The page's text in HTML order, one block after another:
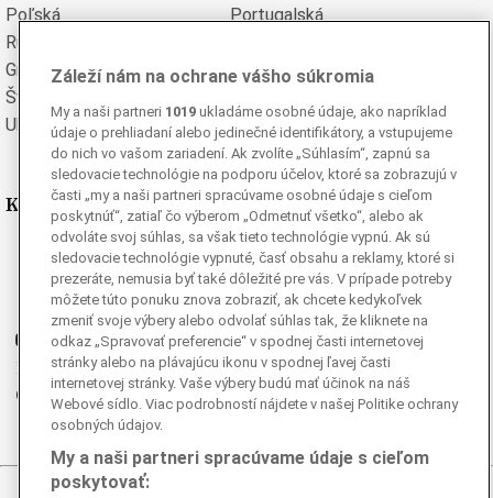
Poľská
Portugalská
Rumunská
Grécka
Španielska
Švédska
Ukrajinská
Vietnamská
Kde nás nájdete
Facebook
Instagram
Ganjing
Youtube
Twitter
Telegram
RSS
Záleží nám na ochrane vášho súkromia
My a naši partneri 1019 ukladáme osobné údaje, ako napríklad
údaje o prehliadaní alebo jedinečné identifikátory, a vstupujeme
do nich vo vašom zariadení. Ak zvolíte „Súhlasím“, zapnú sa
sledovacie technológie na podporu účelov, ktoré sa zobrazujú v
časti „my a naši partneri spracúvame osobné údaje s cieľom
poskytnúť“, zatiaľ čo výberom „Odmetnuť všetko“, alebo ak
odvoláte svoj súhlas, sa však tieto technológie vypnú. Ak sú
sledovacie technológie vypnuté, časť obsahu a reklamy, ktoré si
prezeráte, nemusia byť také dôležité pre vás. V prípade potreby
môžete túto ponuku znova zobraziť, ak chcete kedykoľvek
zmeniť svoje výbery alebo odvolať súhlas tak, že kliknete na
odkaz „Spravovať preferencie“ v spodnej časti internetovej
stránky alebo na plávajúcu ikonu v spodnej ľavej časti
internetovej stránky. Vaše výbery budú mať účinok na náš
Webové sídlo. Viac podrobností nájdete v našej Politike ochrany
osobných údajov.
My a naši partneri spracúvame údaje s cieľom
poskytovať: